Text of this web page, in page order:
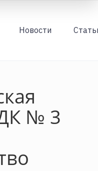
Новости
№ 3